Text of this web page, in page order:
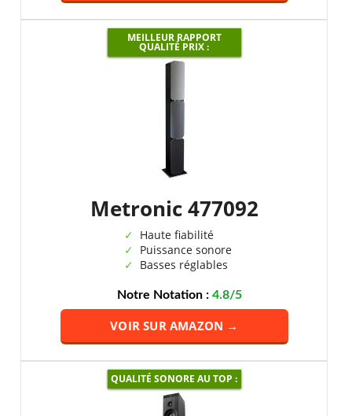
MEILLEUR RAPPORT
QUALITÉ PRIX :
Metronic 477092
Haute fiabilité
Puissance sonore
Basses réglables
Notre Notation :4.8/5
VOIR SUR AMAZON →
QUALITÉ SONORE AU TOP :